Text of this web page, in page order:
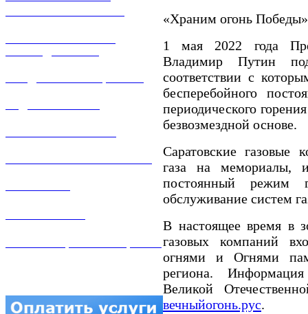
«Храним огонь Победы»
1 мая 2022 года
Владимир Путин
соответствии с
бесперебойного
периодического
безвозмездной основе.
Саратовские газовые
газа на мемориалы,
постоянный режим
обслуживание систем
В настоящее время в
газовых компаний
огнями и Огнями
региона.
Великой
вечныйогонь.рус.